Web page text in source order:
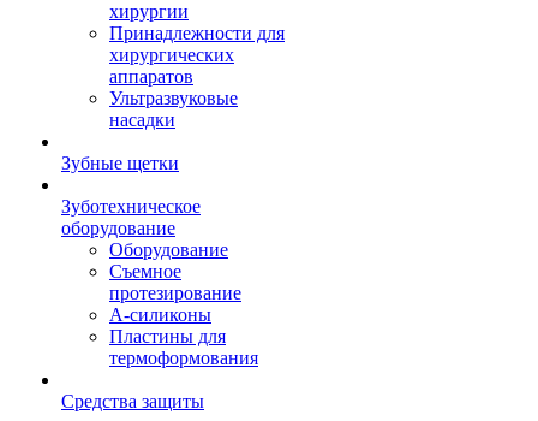
хирургии
Принадлежности для
хирургических
аппаратов
Ультразвуковые
насадки
Зубные щетки
Зуботехническое
оборудование
Оборудование
Съемное
протезирование
А-силиконы
Пластины для
термоформования
Средства защиты